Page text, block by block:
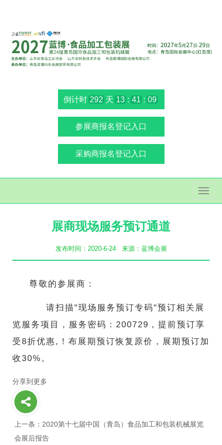
倒计时 292 天 13 : 41 : 09
参展商报名登记入口
采购商报名登记入口
切
展商现场服务预订通道
发布时间：2020-6-24 来源：蓝博会展
尊敬的参展商：
请扫描"现场服务预订专码"预订相关展
览服务项目，服务密码：200729，提前预订享
受8折优惠,！布展期预订恢复原价，展期预订加
收30%。
分享到更多
上一条：2020第十七届中国（青岛）食品加工和包装机械展览
会展后报告